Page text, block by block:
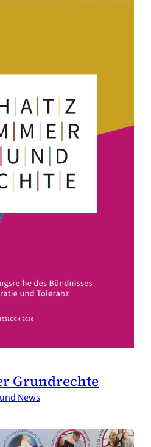
Grundrechte
News